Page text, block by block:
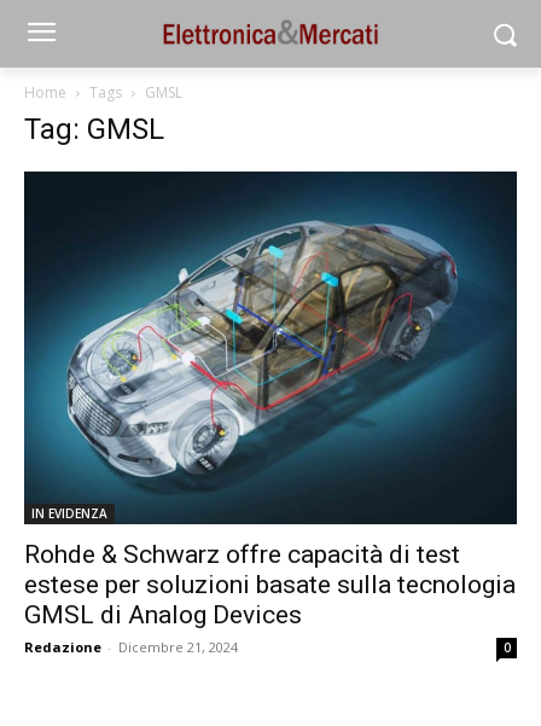
Home Tags GMSL
Tag: GMSL
IN EVIDENZA
Rohde & Schwarz offre capacità di test
estese per soluzioni basate sulla tecnologia
GMSL di Analog Devices
Redazione - Dicembre 21, 2024 0